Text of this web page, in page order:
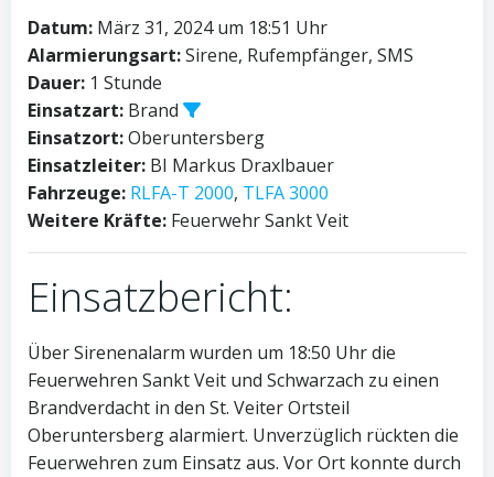
Datum: März 31, 2024 um 18:51 Uhr
Alarmierungsart:Sirene, Rufempfänger, SMS
Dauer: 1 Stunde
Einsatzart: Brand
Einsatzort:Oberuntersberg
Einsatzleiter: BI Markus Draxlbauer
Fahrzeuge: RLFA-T 2000, TLFA 3000
Weitere Kräfte: Feuerwehr Sankt Veit
Einsatzbericht:
Über Sirenenalarm wurden um 18:50 Uhr die
Feuerwehren Sankt Veit und Schwarzach zu einen
Brandverdacht in den St. Veiter Ortsteil
Oberuntersberg alarmiert. Unverzüglich rückten die
Feuerwehren zum Einsatz aus. Vor Ort konnte durch